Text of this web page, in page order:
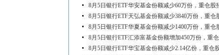
8月5日银行ETF华安基金份额减少60万份，重仓
8月5日银行ETF天弘基金份额减少3840万份，重
8月5日银行ETF华夏基金份额减少1400万份，重
8月5日银行ETF汇添富基金份额增加450万份，重
8月5日银行ETF华宝基金份额减少2.14亿份，重仓